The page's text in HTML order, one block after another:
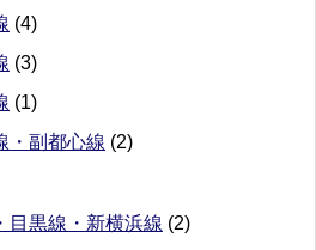
(4)
(3)
(1)
・副都心線 (2)
目黒線・新横浜線 (2)